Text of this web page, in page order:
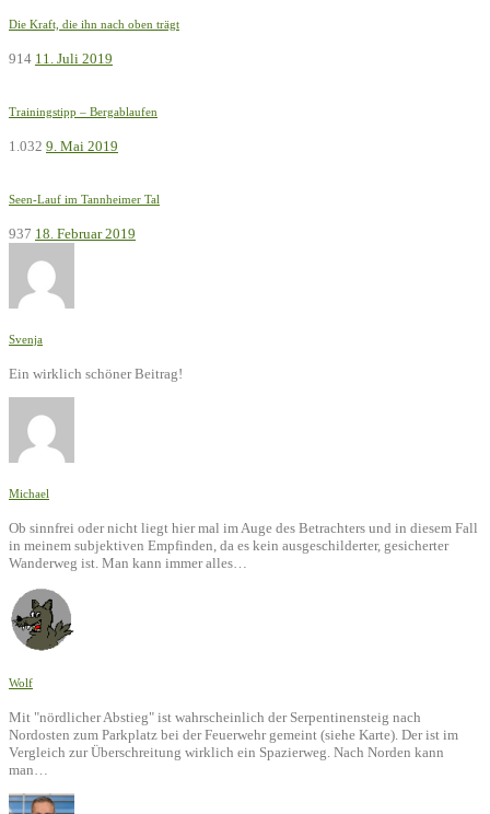
Die Kraft, die ihn nach oben trägt
914 11. Juli 2019
Trainingstipp – Bergablaufen
1.032 9. Mai 2019
Seen-Lauf im Tannheimer Tal
937 18. Februar 2019
Svenja
Ein wirklich schöner Beitrag!
Michael
Ob sinnfrei oder nicht liegt hier mal im Auge des Betrachters und in diesem Fall
in meinem subjektiven Empfinden, da es kein ausgeschilderter, gesicherter
Wanderweg ist. Man kann immer alles…
Wolf
Mit "nördlicher Abstieg" ist wahrscheinlich der Serpentinensteig nach
Nordosten zum Parkplatz bei der Feuerwehr gemeint (siehe Karte). Der ist im
Vergleich zur Überschreitung wirklich ein Spazierweg. Nach Norden kann
man…